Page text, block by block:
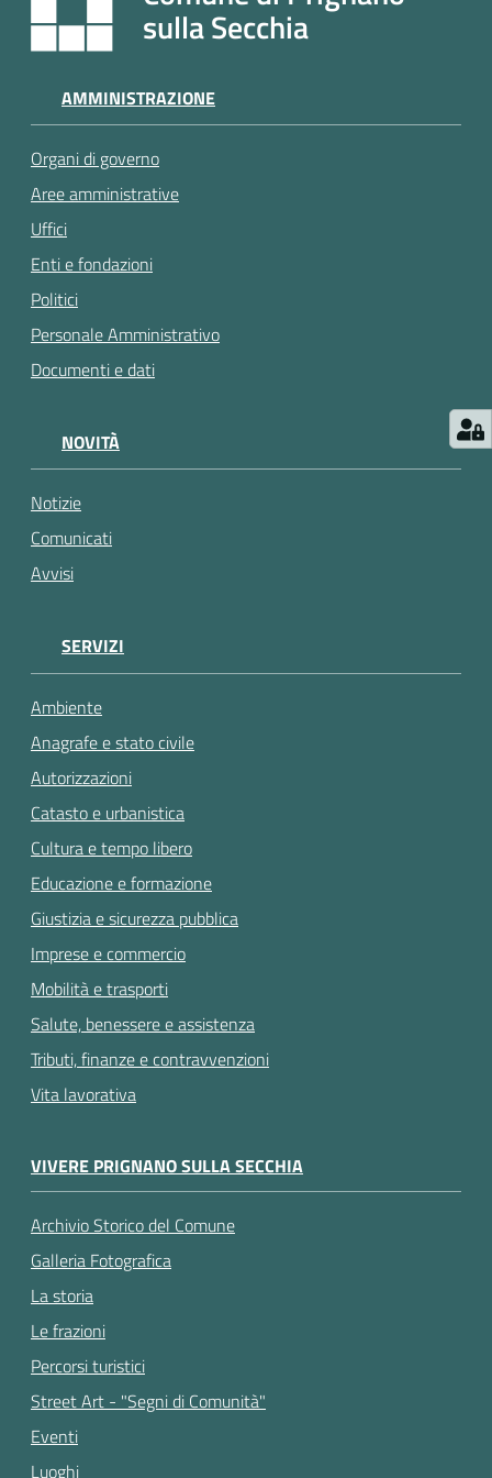
a
p
t
a
m
e
n
t
o
Tutti
gli
argomenti...
sulla Secchia
AMMINISTRAZIONE
Organi di governo
Aree amministrative
Uffici
Enti e fondazioni
Politici
Personale Amministrativo
Documenti e dati
NOVITÀ
Notizie
Comunicati
Avvisi
SERVIZI
Ambiente
Anagrafe e stato civile
Autorizzazioni
Catasto e urbanistica
Cultura e tempo libero
Educazione e formazione
Giustizia e sicurezza pubblica
Imprese e commercio
Mobilità e trasporti
Salute, benessere e assistenza
Tributi, finanze e contravvenzioni
Vita lavorativa
VIVERE PRIGNANO SULLA SECCHIA
Archivio Storico del Comune
Galleria Fotografica
La storia
Le frazioni
Percorsi turistici
Street Art - "Segni di Comunità"
Eventi
Luoghi